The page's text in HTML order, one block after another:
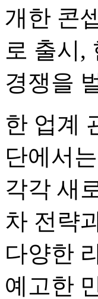
개한 콘
로 출시,
경쟁을
한 업계
단에서
각각 새
차 전략
다양한
예고한